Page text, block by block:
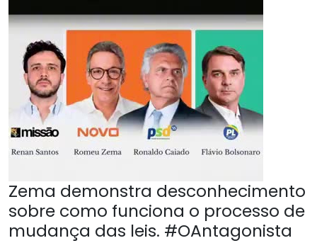
Zema demonstra desconhecimento
sobre como funciona o processo de
mudança das leis. #OAntagonista